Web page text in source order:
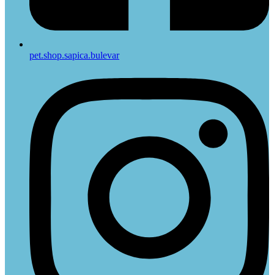
pet.shop.sapica.bulevar